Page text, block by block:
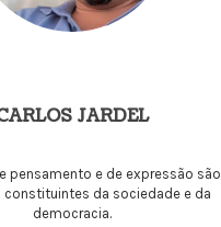
JARDEL
pensamento e de expressão são
constituintes da sociedade e da
democracia.